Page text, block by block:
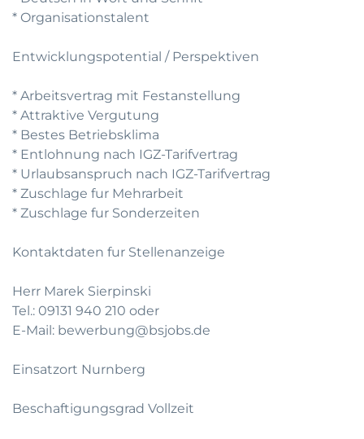
* Organisationstalent
Entwicklungspotential / Perspektiven
* Arbeitsvertrag mit Festanstellung
* Attraktive Vergutung
* Bestes Betriebsklima
* Entlohnung nach IGZ-Tarifvertrag
* Urlaubsanspruch nach IGZ-Tarifvertrag
* Zuschlage fur Mehrarbeit
* Zuschlage fur Sonderzeiten
Kontaktdaten fur Stellenanzeige
Herr Marek Sierpinski
Tel.: 09131 940 210 oder
E-Mail: bewerbung@bsjobs.de
Einsatzort Nurnberg
Beschaftigungsgrad Vollzeit